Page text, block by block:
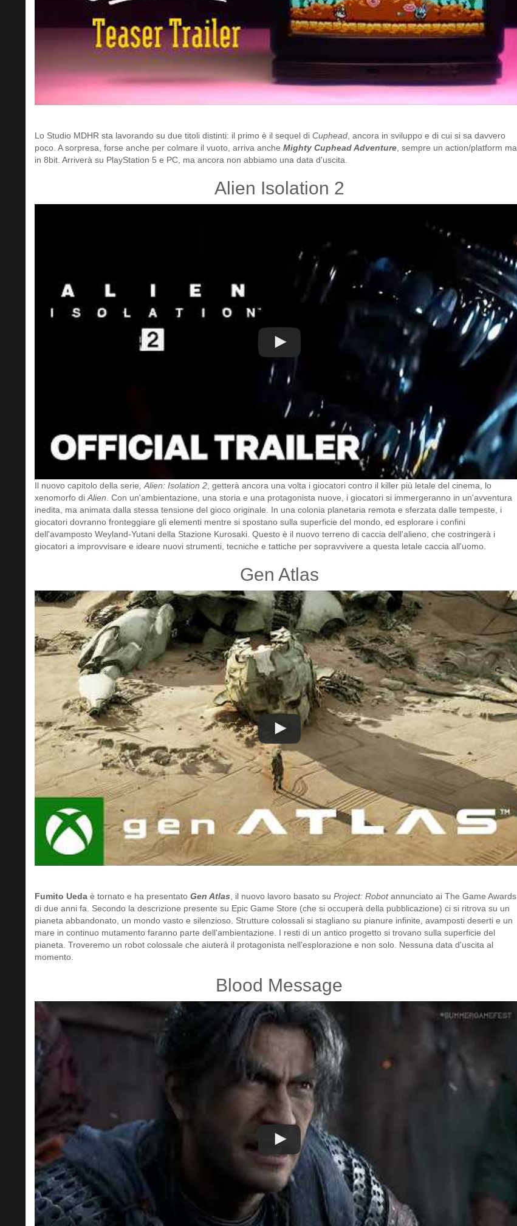
Lo Studio MDHR sta lavorando su due titoli distinti: il primo è il sequel di Cuphead , ancora in sviluppo e di cui si sa davvero
poco. A sorpresa, forse anche per colmare il vuoto, arriva anche Mighty Cuphead Adventure , sempre un action/platform ma
in 8bit. Arriverà su PlayStation 5 e PC, ma ancora non abbiamo una data d'uscita.
Alien Isolation 2
Il nuovo capitolo della serie Alien: Isolation 2 , getterà ancora una volta i giocatori contro il killer più letale del cinema, lo
xenomorfo di Alien . Con un'ambientazione, una storia e una protagonista nuove, i giocatori si immergeranno in un'avventura
inedita, ma animata dalla stessa tensione del gioco originale. In una colonia planetaria remota e sferzata dalle tempeste, i
giocatori dovranno fronteggiare gli elementi mentre si spostano sulla superficie del mondo, ed esplorare i confini
dell'avamposto Weyland-Yutani della Stazione Kurosaki. Questo è il nuovo terreno di caccia dell'alieno, che costringerà i
giocatori a improvvisare e ideare nuovi strumenti, tecniche e tattiche per sopravvivere a questa letale caccia all'uomo.
Gen Atlas
Fumito Ueda è tornato e ha presentato Gen Atlas , il nuovo lavoro basato su Project: Robotannunciato ai The Game Awards
di due anni fa. Secondo la descrizione presente su Epic Game Store (che si occuperà della pubblicazione) ci si ritrova su un
pianeta abbandonato, un mondo vasto e silenzioso. Strutture colossali si stagliano su pianure infinite, avamposti deserti e un
mare in continuo mutamento faranno parte dell'ambientazione. I resti di un antico progetto si trovano sulla superficie del
pianeta. Troveremo un robot colossale che aiuterà il protagonista nell'esplorazione e non solo. Nessuna data d'uscita al
momento.
Blood Message